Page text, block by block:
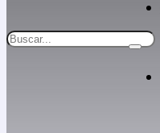
Search